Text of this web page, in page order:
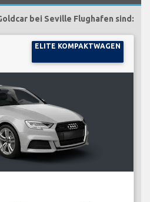
bei Seville Flughafen sind:
ELITE KOMPAKTWAGEN